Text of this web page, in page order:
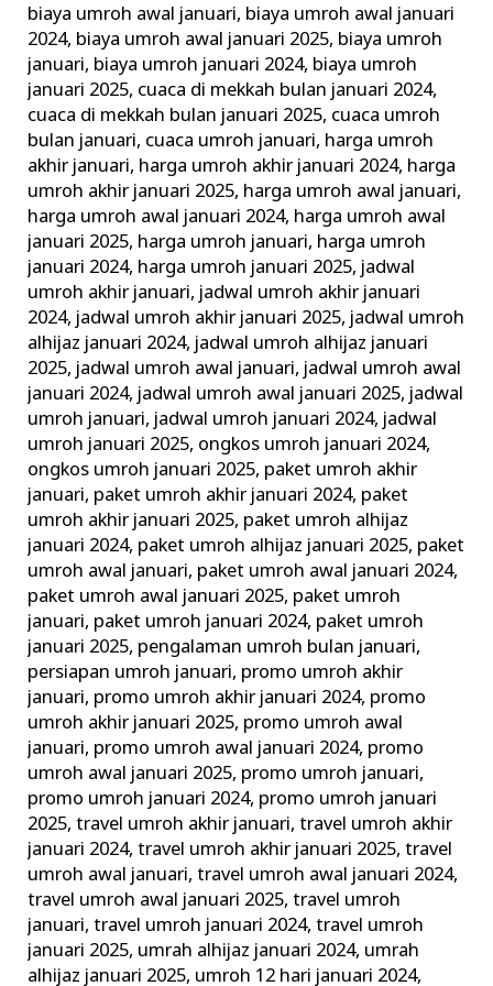
biaya umroh awal januari, biaya umroh awal januari
2024, biaya umroh awal januari 2025, biaya umroh
januari, biaya umroh januari 2024, biaya umroh
januari 2025, cuaca di mekkah bulan januari 2024,
cuaca di mekkah bulan januari 2025, cuaca umroh
bulan januari, cuaca umroh januari, harga umroh
akhir januari, harga umroh akhir januari 2024, harga
umroh akhir januari 2025, harga umroh awal januari,
harga umroh awal januari 2024, harga umroh awal
januari 2025, harga umroh januari, harga umroh
januari 2024, harga umroh januari 2025, jadwal
umroh akhir januari, jadwal umroh akhir januari
2024, jadwal umroh akhir januari 2025, jadwal umroh
alhijaz januari 2024, jadwal umroh alhijaz januari
2025, jadwal umroh awal januari, jadwal umroh awal
januari 2024, jadwal umroh awal januari 2025, jadwal
umroh januari, jadwal umroh januari 2024, jadwal
umroh januari 2025, ongkos umroh januari 2024,
ongkos umroh januari 2025, paket umroh akhir
januari, paket umroh akhir januari 2024, paket
umroh akhir januari 2025, paket umroh alhijaz
januari 2024, paket umroh alhijaz januari 2025, paket
umroh awal januari, paket umroh awal januari 2024,
paket umroh awal januari 2025, paket umroh
januari, paket umroh januari 2024, paket umroh
januari 2025, pengalaman umroh bulan januari,
persiapan umroh januari, promo umroh akhir
januari, promo umroh akhir januari 2024, promo
umroh akhir januari 2025, promo umroh awal
januari, promo umroh awal januari 2024, promo
umroh awal januari 2025, promo umroh januari,
promo umroh januari 2024, promo umroh januari
2025,travel umroh akhir januari,travel umroh akhir
januari 2024,travel umroh akhir januari 2025,travel
umroh awal januari,travel umroh awal januari 2024,
travel umroh awal januari 2025,travel umroh
januari,travel umroh januari 2024,travel umroh
januari 2025, umrah alhijaz januari 2024, umrah
alhijaz januari 2025, umroh 12 hari januari 2024,
Murah
Awal
Tahun